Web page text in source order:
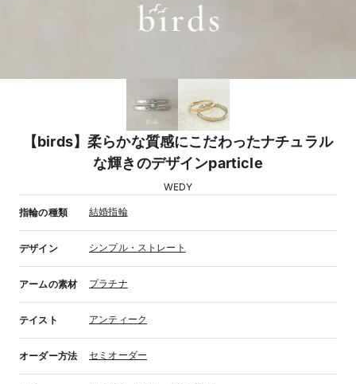
【birds】柔らかな質感にこだわったナチュラル
な輝きのデザインparticle
WEDY
指輪の種類 結婚指輪
デザイン シンプル・ストレート
アームの素材 プラチナ
テイスト アンティーク
オーダー方法 セミオーダー